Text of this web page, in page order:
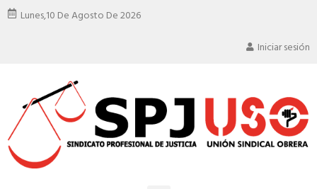
Lunes,10 De Agosto De 2026
Iniciar sesión